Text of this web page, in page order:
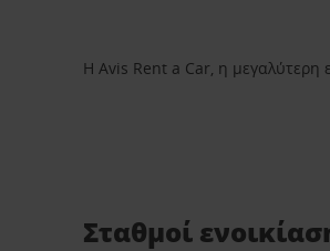
Η Avis Rent a Car, η μεγαλύτερη
Σταθμοί